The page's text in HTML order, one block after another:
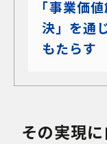
「事業価値創造」と「顧客課題解
決」を通
もたらす
その実現